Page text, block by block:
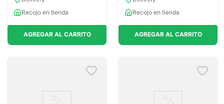
Recojo en tienda
AGREGAR AL CARRITO
Recojo en tienda
AGREGAR AL CARRITO